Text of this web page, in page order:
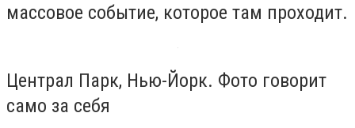
массовое событие, которое там проходит.
Централ Парк, Нью-Йорк. Фото говорит
само за себя